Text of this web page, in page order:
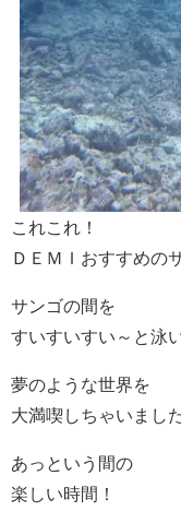
これこれ！
ＤＥＭＩおすすめの
サンゴの間を
すいすいすい～と泳
夢のような世界を
大満喫しちゃいまし
あっという間の
楽しい時間！